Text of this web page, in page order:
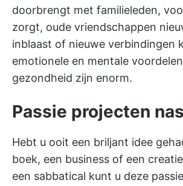
doorbrengt met familieleden,
zorgt, oude vriendschappen
inblaast of nieuwe verbindingen
emotionele en mentale
gezondheid zijn enorm.
Passie projecten
Hebt u ooit een briljant idee
boek, een business of een
een sabbatical kunt u deze